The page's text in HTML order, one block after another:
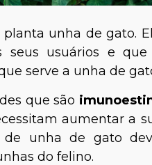
unha de gato.
seus usuários e
serve a unha de
que são
aumentar a
unha de gato
do felino.